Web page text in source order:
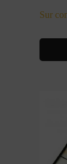
Sur